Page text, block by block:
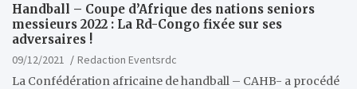
Handball – Coupe d’Afrique des nations seniors
messieurs 2022 : La Rd-Congo fixée sur ses
adversaires !
09/12/2021
Redaction Eventsrdc
La Confédération africaine de handball – CAHB- a procédé